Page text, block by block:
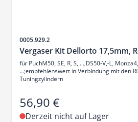
Artikelnr.
0005.929.2
Vergaser Kit Dellorto 17,5mm,
für PuchM50, SE, R, S, ...,DS50-V,-L,
...;empfehlenswert in Verbindung mit den
Tuningzylindern
56,90 €
Derzeit nicht auf Lager